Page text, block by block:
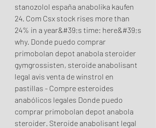
stanozolol españa anabolika kaufen
24. Com Csx stock rises more than
24% in a year&#39;s time: here&#39;s
why. Donde puedo comprar
primobolan depot anabola steroider
gymgrossisten, steroide anabolisant
legal avis venta de winstrol en
pastillas - Compre esteroides
anabólicos legales Donde puedo
comprar primobolan depot anabola
steroider. Steroide anabolisant legal